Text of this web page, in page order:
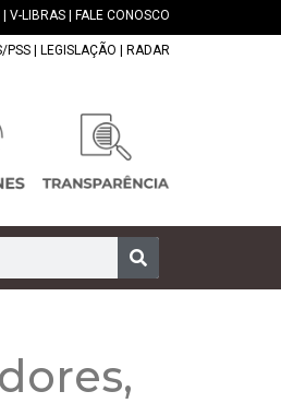
V-LIBRAS FALE CONOSCO
PSS LEGISLAÇÃO RADAR